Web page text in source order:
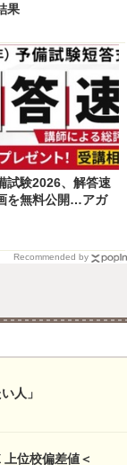
果
試験2026、解答速
を無料公開…アガ
Recommended by
人」
位校偏差値＜